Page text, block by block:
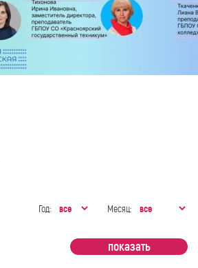
Год:
Месяц: